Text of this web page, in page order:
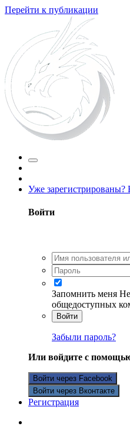
Перейти к публикации
Уже зарегистрированы?
Войти
Запомнить меня
общедоступных
Войти
Забыли пароль?
Или войдите с
Войти через Facebook
Войти через Вконтакте
Регистрация